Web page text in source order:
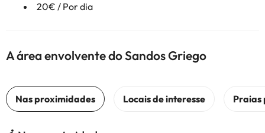
20€ / Por dia
A área envolvente do Sandos Griego